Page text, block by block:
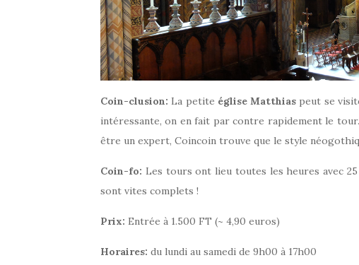
Coin-clusion: La petite église Matthias peut se
intéressante, on en fait par contre rapidement le
être un expert, Coincoin trouve que le style
Coin-fo: Les tours ont lieu toutes les heures avec
sont vites complets !
Prix: Entrée à 1.500 FT (~ 4,90 euros)
Horaires: du lundi au samedi de 9h00 à 17h00